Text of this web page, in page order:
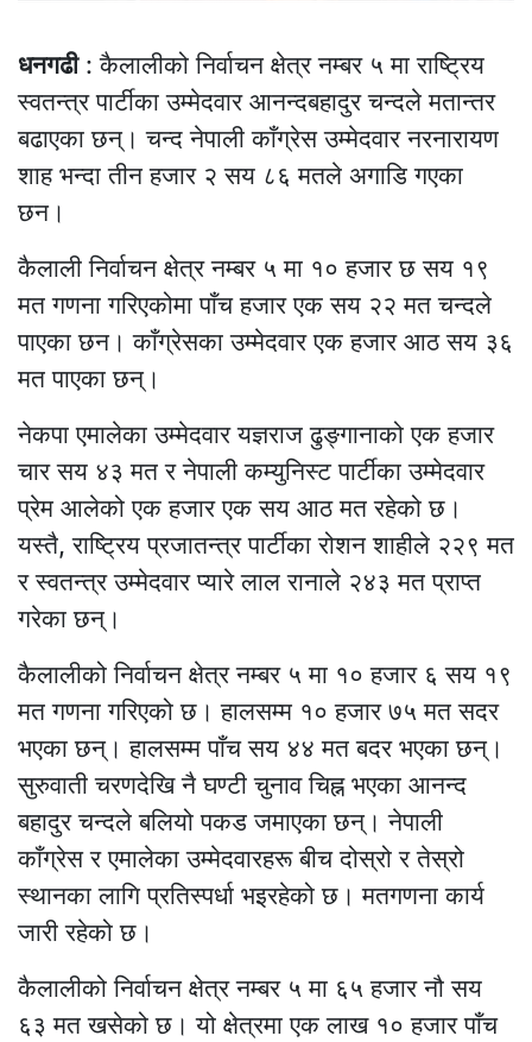
धनगढी: कैलालीको निर्वाचन क्षेत्र नम्बर ५ मा राष्ट्रिय
स्वतन्त्र पार्टीका उम्मेदवार आनन्दबहादुर चन्दले मतान्तर
बढाएका छन्। चन्द नेपाली काँग्रेस उम्मेदवार नरनारायण
शाह भन्दा तीन हजार २ सय ८६ मतले अगाडि गएका
छन।
कैलाली निर्वाचन क्षेत्र नम्बर ५ मा १० हजार छ सय १९
मत गणना गरिएकोमा पाँच हजार एक सय २२ मत चन्दले
पाएका छन। काँग्रेसका उम्मेदवार एक हजार आठ सय ३६
मत पाएका छन्।
नेकपा एमालेका उम्मेदवार यज्ञराज ढुङ्गानाको एक हजार
चार सय ४३ मत र नेपाली कम्युनिस्ट पार्टीका उम्मेदवार
प्रेम आलेको एक हजार एक सय आठ मत रहेको छ।
यस्तै, राष्ट्रिय प्रजातन्त्र पार्टीका रोशन शाहीले २२९ मत
र स्वतन्त्र उम्मेदवार प्यारे लाल रानाले २४३ मत प्राप्त
गरेका छन्।
कैलालीको निर्वाचन क्षेत्र नम्बर ५ मा १० हजार ६ सय १९
मत गणना गरिएको छ। हालसम्म १० हजार ७५ मत सदर
भएका छन्। हालसम्म पाँच सय ४४ मत बदर भएका छन्।
सुरुवाती चरणदेखि नै घण्टी चुनाव चिह्न भएका आनन्द
बहादुर चन्दले बलियो पकड जमाएका छन्। नेपाली
काँग्रेस र एमालेका उम्मेदवारहरू बीच दोस्रो र तेस्रो
स्थानका लागि प्रतिस्पर्धा भइरहेको छ। मतगणना कार्य
जारी रहेको छ।
कैलालीको निर्वाचन क्षेत्र नम्बर ५ मा ६५ हजार नौ सय
६३ मत खसेको छ। यो क्षेत्रमा एक लाख १० हजार पाँच